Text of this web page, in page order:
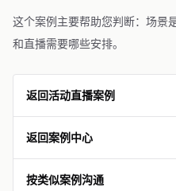
这个案例主要帮助您判断：场景
和直播需要哪些安排。
返回活动直播案例
返回案例中心
按类似案例沟通